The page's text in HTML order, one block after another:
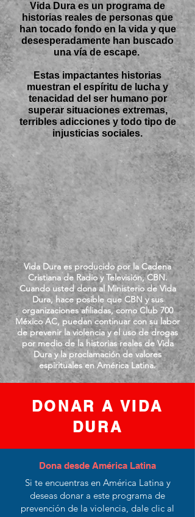
Vida Dura es un programa de
historias reales de personas que
han tocado fondo en la vida y que
desesperadamente han buscado
una vía de escape.
Estas impactantes historias
muestran el espíritu de lucha y
tenacidad del ser humano por
superar situaciones extremas,
terribles adicciones y todo tipo de
injusticias sociales.
Vida Dura es producido por la Cadena
Cristiana de Radio y Televisión, CBN.
Cuando usted dona al Ministerio de Vida
Dura, hace posible que CBN y sus
organizaciones afiliadas, como Club 700
México AC, puedan continuar con su labor
de prevenir la violencia y el uso de drogas
por medio de la historias reales de Vida
Dura y la proclamación de valores
espirituales en América Latina.
DONAR A VIDA
DURA
Dona desde América Latina
Si te encuentras en América Latina y
deseas donar a este programa de
prevención de la violencia, dale clic al